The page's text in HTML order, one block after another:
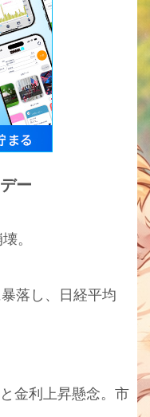
ー
。
落し、日経平均
金利上昇懸念。市